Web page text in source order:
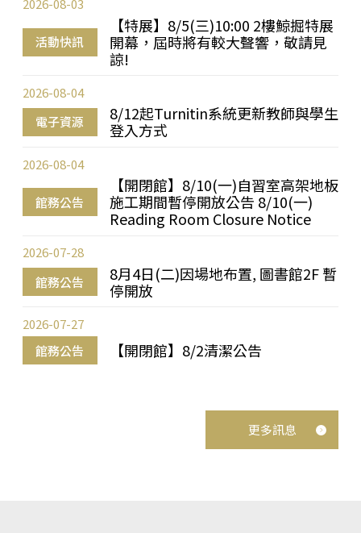
活動快訊
【特展】8/5(三)10:00 2樓鯨掘特展
開幕，屆時將有較大聲響，敬請見
諒!
2026-08-03
電子資源
8/12起Turnitin系統更新教師與學生
登入方式
2026-08-04
館務公告
【開閉館】8/10(一)自習室高架地板
施工期間暫停開放公告 8/10(一)
Reading Room Closure Notice
2026-08-04
館務公告
8月4日(二)因場地布置, 圖書館2F 暫
停開放
2026-07-28
館務公告 【開閉館】8/2清潔公告
2026-07-27
更多訊息